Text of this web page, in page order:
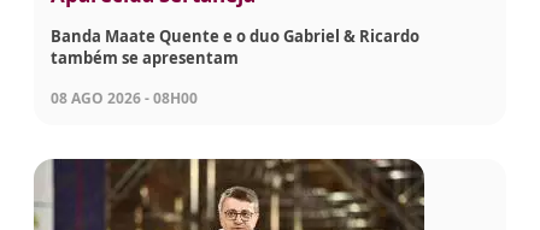
Banda Maate Quente e o duo Gabriel & Ricardo
também se apresentam
08 AGO 2026 - 08H00